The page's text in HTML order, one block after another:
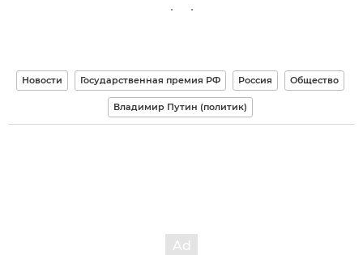
Новости Государственная премия РФ Россия Общество
Владимир Путин (политик)